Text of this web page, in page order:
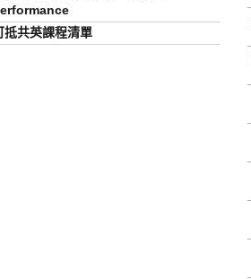
抵共英課程清單